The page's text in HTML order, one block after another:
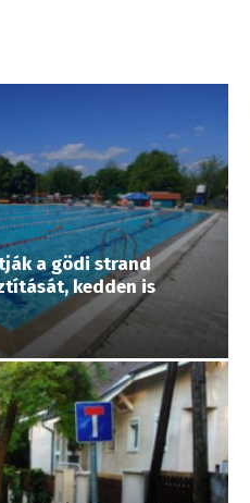
a gödi strand
kedden is